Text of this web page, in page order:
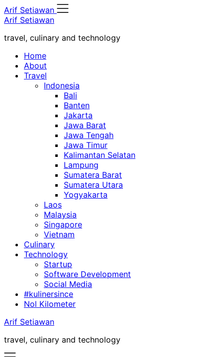
Skip
to
Arif Setiawan
Arif Setiawan
travel, culinary and technology
Home
About
Travel
Indonesia
Bali
Banten
Jakarta
Jawa Barat
Jawa Tengah
Jawa Timur
Kalimantan Selatan
Lampung
Sumatera Barat
Sumatera Utara
Yogyakarta
Laos
Malaysia
Singapore
Vietnam
Culinary
Technology
Startup
Software Development
Social Media
#kulinersince
Nol Kilometer
Arif Setiawan
travel, culinary and technology